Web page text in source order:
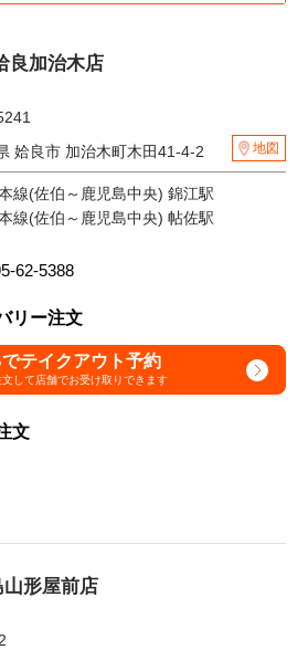
良加治木店
姶良市 加治木町木田41-4-2
地図
線(佐伯～鹿児島中央) 錦江駅
線(佐伯～鹿児島中央) 帖佐駅
62-5388
リー注文
テイクアウト予約
して店舗でお受け取りできます
文
形屋前店